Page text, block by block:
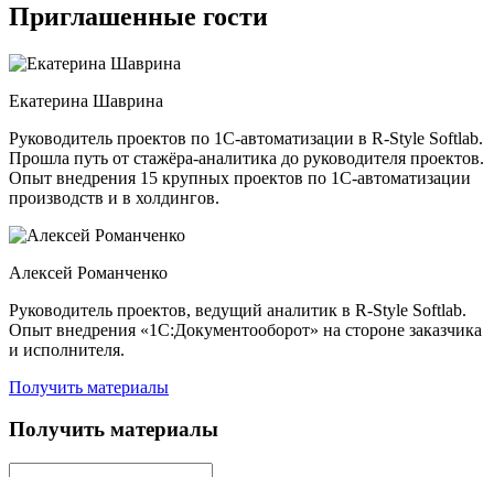
Приглашенные гости
Екатерина Шаврина
Руководитель проектов по 1С-автоматизации в R-Style Softlab.
Прошла путь от стажёра-аналитика до руководителя проектов.
Опыт внедрения 15 крупных проектов по 1С-автоматизации
производств и в холдингов.
Алексей Романченко
Руководитель проектов, ведущий аналитик в R‑Style Softlab.
Опыт внедрения «1С:Документооборот» на стороне заказчика
и исполнителя.
Получить материалы
Получить материалы